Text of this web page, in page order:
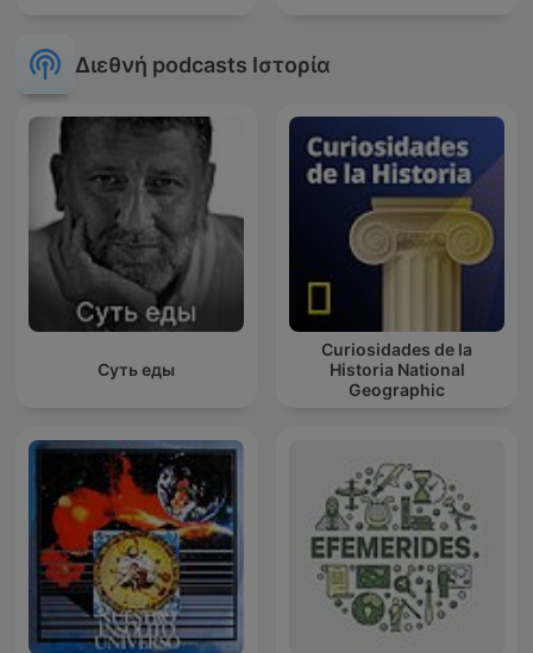
Διεθνή podcasts Ιστορία
Суть еды
Curiosidades de la
Historia National
Geographic